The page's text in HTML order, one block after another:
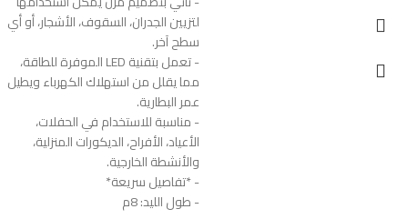
لتزيين الجدران، السقوف، الأشجار، أو أي
سطح آخر.
- تعمل بتقنية LED الموفرة للطاقة،
مما يقلل من استهلاك الكهرباء ويطيل
عمر البطارية.
- مناسبة للاستخدام في الحفلات،
الأعياد، الأفراح، الديكورات المنزلية،
والأنشطة الخارجية.
- *تفاصيل سريعة*
- طول الليد: 8م